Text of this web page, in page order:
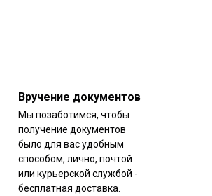
Вручение документов
Мы позаботимся, чтобы
получение документов
было для вас удобным
способом, лично, почтой
или курьерской службой -
бесплатная доставка.